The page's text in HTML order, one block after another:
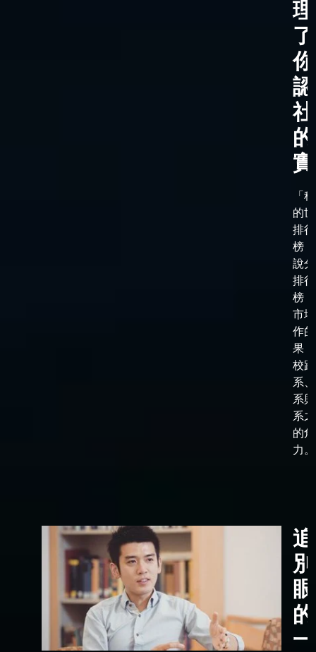
實
「
的
排行
榜
說
排行
榜
市
作
果
校跟
系
系
系
的角
力